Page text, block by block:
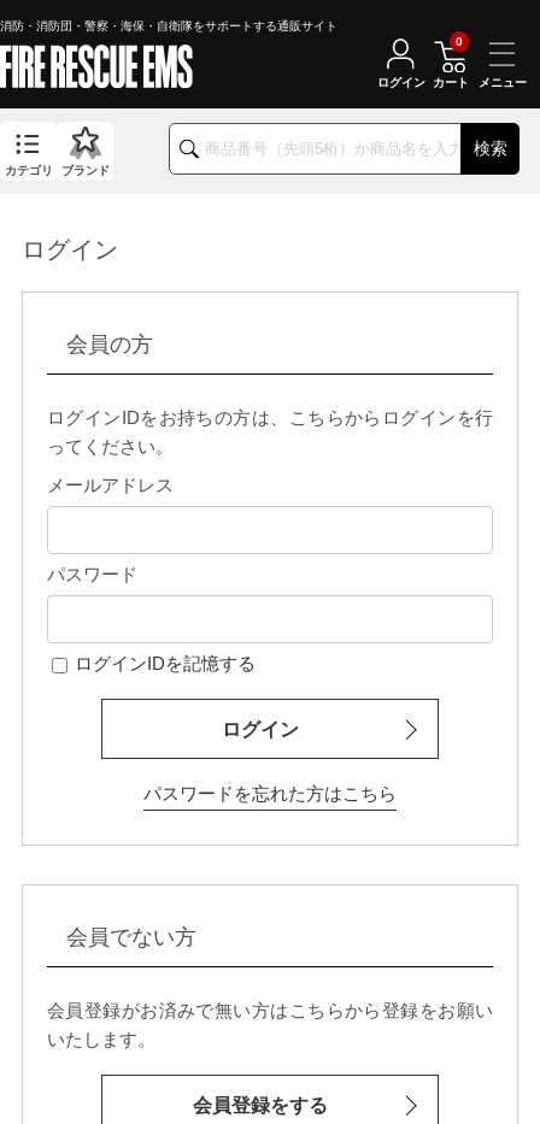
消防・消防団・警察・海保・自衛隊をサポートする通販サイト
検索
カテゴリ ブランド
ログイン カート
0
ログイン
会員の方
ログインIDをお持ちの方は、こちらからログインを行
ってください。
メールアドレス
パスワード
ログインIDを記憶する
ログイン
パスワードを忘れた方はこちら
会員でない方
会員登録がお済みで無い方はこちらから登録をお願い
いたします。
会員登録をする